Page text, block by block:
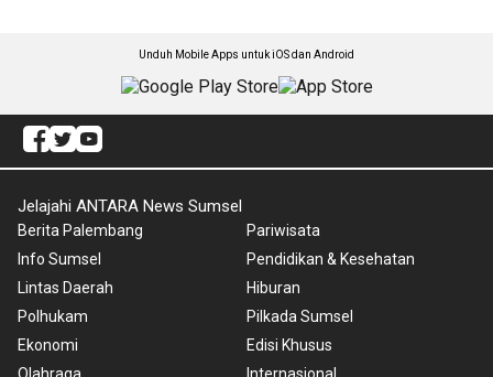
Unduh Mobile Apps untuk iOS dan Android
Jelajahi ANTARA News Sumsel
Berita Palembang
Info Sumsel
Lintas Daerah
Polhukam
Ekonomi
Pariwisata
Pendidikan & Kesehatan
Hiburan
Pilkada Sumsel
Edisi Khusus